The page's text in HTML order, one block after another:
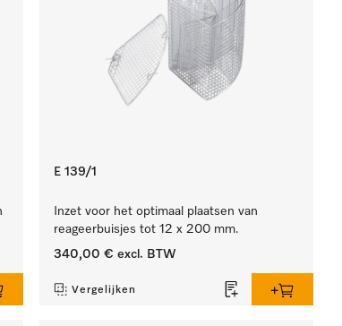
E 139/1
Inzet voor het optimaal plaatsen van
reageerbuisjes tot 12 x 200 mm.
340,00 € excl. BTW
Vergelijken